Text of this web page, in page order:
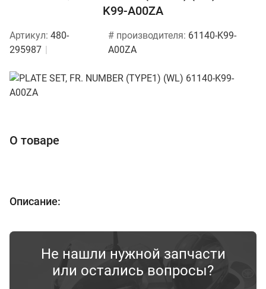
K99-A00ZA
Артикул: 480-
295987
# производителя: 61140-K99-
A00ZA
О товаре
Описание:
Не нашли нужной запчасти
или остались вопросы?